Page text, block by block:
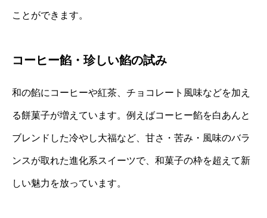
ことができます。
コーヒー餡・珍しい餡の試み
和の餡にコーヒーや紅茶、チョコレート風味などを加え
る餅菓子が増えています。例えばコーヒー餡を白あんと
ブレンドした冷やし大福など、甘さ・苦み・風味のバラ
ンスが取れた進化系スイーツで、和菓子の枠を超えて新
しい魅力を放っています。